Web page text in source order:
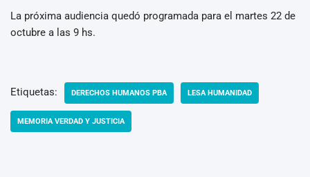
La próxima audiencia quedó programada para el martes 22 de
octubre a las 9 hs.
Etiquetas: DERECHOS HUMANOS PBA LESA HUMANIDAD
MEMORIA VERDAD Y JUSTICIA